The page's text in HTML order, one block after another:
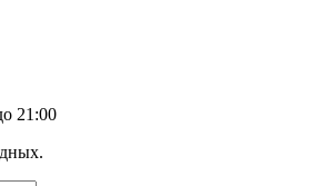
21:00